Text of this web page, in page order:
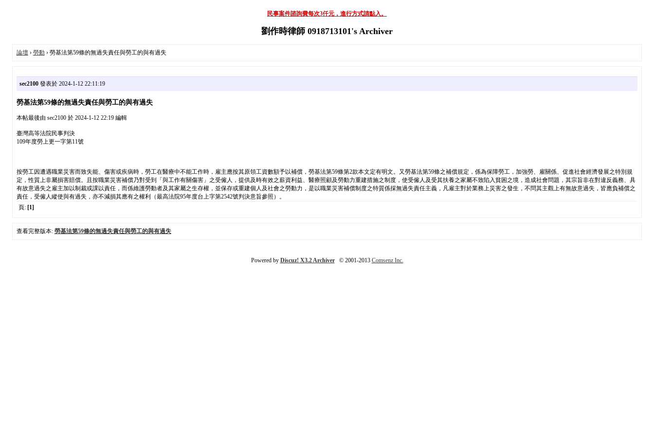
民事案件諮詢費每次3仟元，進行方式請點入。
劉作時律師 0918713101's Archiver
論壇› 勞動› 勞基法第59條的無過失責任與勞工的與有過失
sec2100發表於 2024-1-12 22:11:19
勞基法第59條的無過失責任與勞工的與有過失
本帖最後由 sec2100 於 2024-1-12 22:19 編輯
臺灣高等法院民事判決
109年度勞上更一字第11號
按勞工因遭遇職業災害而致失能、傷害或疾病時，勞工在醫療中不能工作時，雇主應按其原領工資數額予以補償，勞基法第59條第2款本文定有明文。又勞基法第59條之補償規定，係為保障勞工，加強勞、雇關係、促進社會經濟發展之特別規
定，性質上非屬損害賠償。且按職業災害補償乃對受到「與工作有關傷害」之受僱人，提供及時有效之薪資利益、醫療照顧及勞動力重建措施之制度，使受僱人及受其扶養之家屬不致陷入貧困之境，造成社會問題，其宗旨非在對違反義務、具
有故意過失之雇主加以制裁或課以責任，而係維護勞動者及其家屬之生存權，並保存或重建個人及社會之勞動力，是以職業災害補償制度之特質係採無過失責任主義，凡雇主對於業務上災害之發生，不問其主觀上有無故意過失，皆應負補償之
責任，受僱人縱使與有過失，亦不減損其應有之權利（最高法院95年度台上字第2542號判決意旨參照）。
頁: [1]
查看完整版本: 勞基法第59條的無過失責任與勞工的與有過失
Powered by Discuz! X3.2 Archiver© 2001-2013 Comsenz Inc.